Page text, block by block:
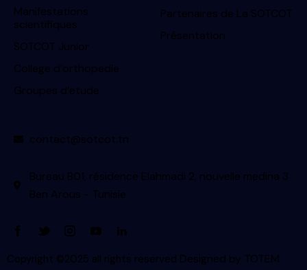
Manifestations
scientifiques
SOTCOT Junior
College d’orthopedie
Groupes d’etude
Partenaires de La SOTCOT
Présentation
contact@sotcot.tn
Bureau B01, résidence Elahmadi 2, nouvelle medina 3
Ben Arous - Tunisie
Copyright ©2025 all rights reserved Designed by TOTEM